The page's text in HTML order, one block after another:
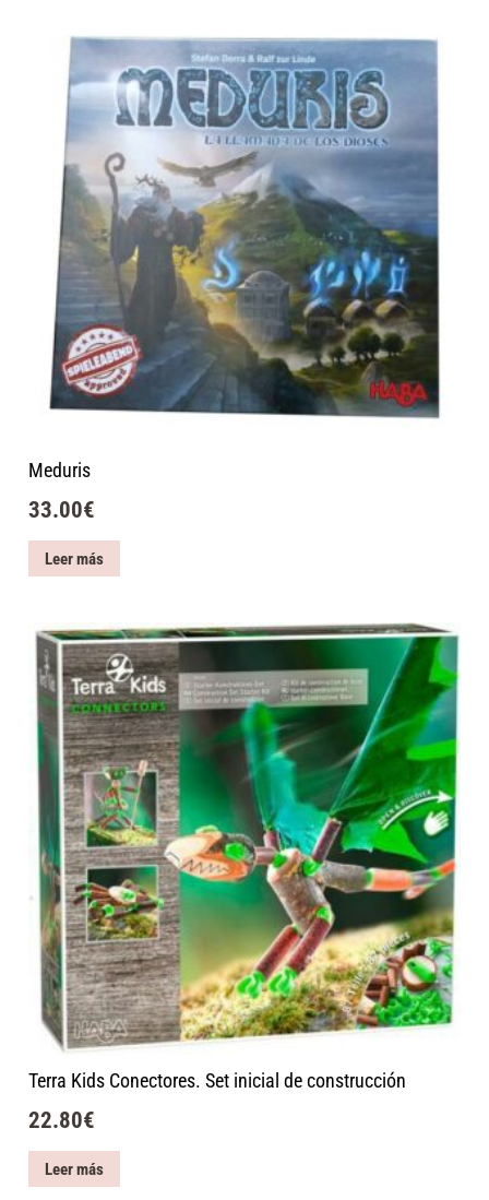
Meduris
33.00€
Leer más
Terra Kids Conectores. Set inicial de construcción
22.80€
Leer más